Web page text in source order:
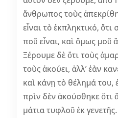
ἄνθρωπος τοὺς
εἶναι τὸ ἐκπληκτικό, ὅτι
ποῦ εἶναι, καὶ ὅμως μοῦ
Ξέρουμε δὲ ὅτι τοὺς
τοὺς ἀκούει, ἀλλ’ ἐὰν
καὶ κάνῃ τὸ θέλημά του,
πρὶν δὲν ἀκούσθηκε ὅτι
μάτια τυφλοῦ ἐκ